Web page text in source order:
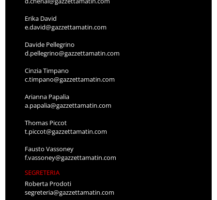
Erika David
e.david@gazzettamatin.com
Davide Pellegrino
d.pellegrino@gazzettamatin.com
Cinzia Timpano
c.timpano@gazzettamatin.com
Arianna Papalia
a.papalia@gazzettamatin.com
Thomas Piccot
t.piccot@gazzettamatin.com
Fausto Vassoney
f.vassoney@gazzettamatin.com
SEGRETERIA
Roberta Prodoti
segreteria@gazzettamatin.com